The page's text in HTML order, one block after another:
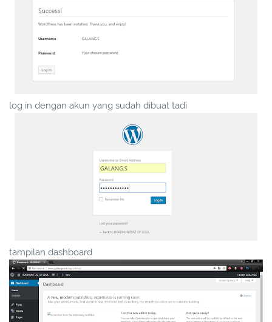
log in dengan akun yang sudah dibuat tadi
tampilan dashboard